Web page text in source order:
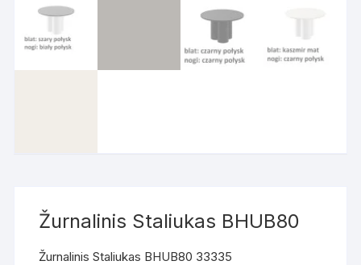
Žurnalinis Staliukas BHUB80
Žurnalinis Staliukas BHUB80 33335